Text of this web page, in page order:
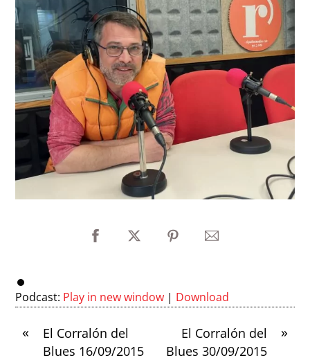
Podcast: Play in new window | Download
«
El Corralón del
Blues 16/09/2015
»
El Corralón del
Blues 30/09/2015